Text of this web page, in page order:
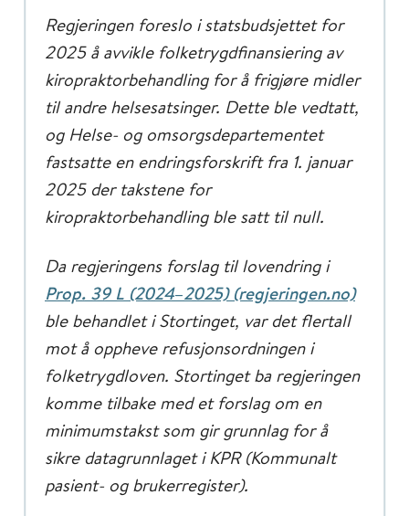
Regjeringen foreslo i statsbudsjettet for
2025 å avvikle folketrygdfinansiering av
kiropraktorbehandling for å frigjøre midler
til andre helsesatsinger. Dette ble vedtatt,
og Helse- og omsorgsdepartementet
fastsatte en endringsforskrift fra 1. januar
2025 der takstene for
kiropraktorbehandling ble satt til null.
Da regjeringens forslag til lovendring i
Prop. 39 L (2024–2025) (regjeringen.no)
ble behandlet i Stortinget, var det flertall
mot å oppheve refusjonsordningen i
folketrygdloven. Stortinget ba regjeringen
komme tilbake med et forslag om en
minimumstakst som gir grunnlag for å
sikre datagrunnlaget i KPR (Kommunalt
pasient- og brukerregister).